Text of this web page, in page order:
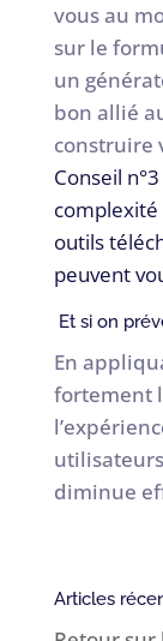
vous au
sur le
un
bon allié
construire
Conseil
complexité
outils
peuvent
Et si on
En
fortement
diminue
Articles